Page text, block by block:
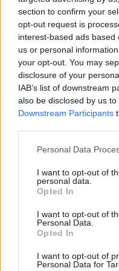
section to confirm your
opt-out request is
interest-based ads
us or personal
your opt-out. You may
disclosure of your
IAB’s list of downstream
also be disclosed by us
Downstream Participants
Personal Data
I want to opt-out of
personal data.
Opted In
I want to opt-out of
Personal Data.
Opted In
I want to opt-out of
Personal Data for
I nuovi GE 76 e 66 Raider
luminosi della serie GE
modello GE76 Raider, in
design, raggiunge i
OverBoost. La tecnologia
poi un ulteriore
display ad alte prestazioni
incredibili esperienze visive.
Progettato per le
diversi ambiti, i Vector
con MSI OverBoost,
ambito scientifico.